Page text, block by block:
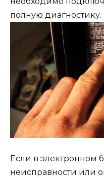
полную диагностику.
Если в электронном
неисправности или